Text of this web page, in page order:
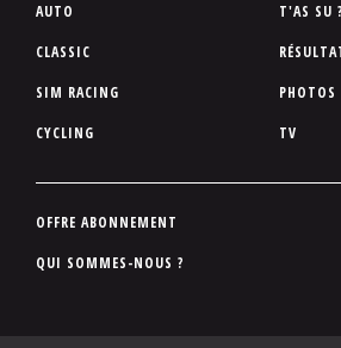
P
d
d
p
e
AUTO
CLASSIC
SIM RACING
CYCLING
T'AS SU ?
PHOTOS
TV
P
d
OFFRE ABONNEMENT
QUI SOMMES-NOUS ?